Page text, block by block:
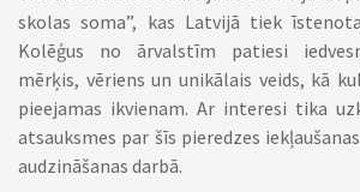
skolas soma”, kas Latvijā tiek
Kolēģus no ārvalstīm patiesi
mērķis, vēriens un unikālais veids, kā
pieejamas ikvienam. Ar interesi tika
atsauksmes par šīs pieredzes
audzināšanas darbā.